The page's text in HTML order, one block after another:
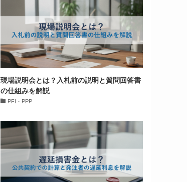
現場説明会とは？入札前の説明と質問回答書
の仕組みを解説
PFI・PPP